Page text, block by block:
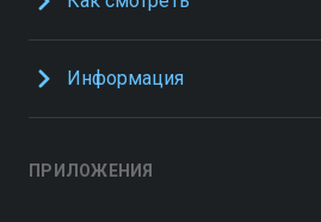
Информация
ПРИЛОЖЕНИЯ